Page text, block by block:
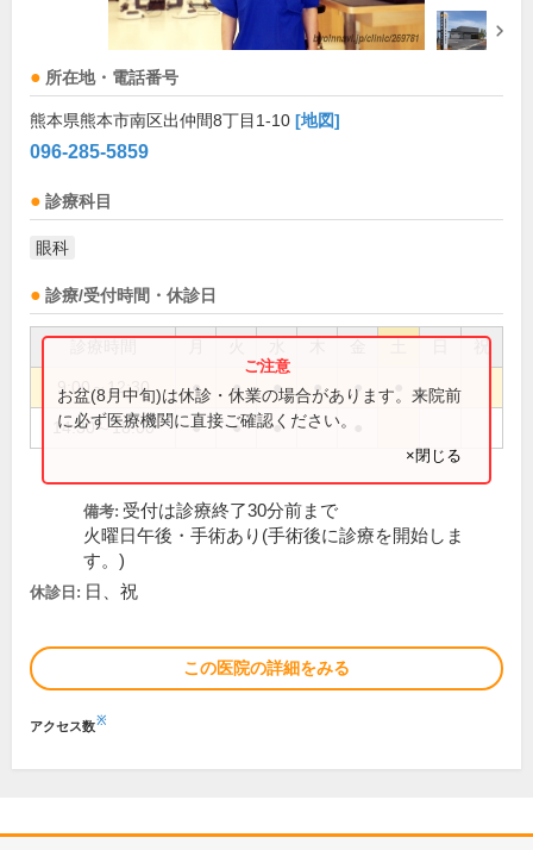
所在地・電話番号
熊本県熊本市南区出仲間8丁目1-10 [地図]
096-285-5859
診療科目
眼科
診療/受付時間・休診日
祝
9:00～12:30 ● ● ● ● ●
14:30～18:00 ● ● ●
お盆(8月中旬)は休診・休業の場合があります。来院前
に必ず医療機関に直接ご確認ください。
×閉じる
備考: 受付は診療終了30分前まで
火曜日午後・手術あり(手術後に診療を開始しま
す。)
休診日: 日、祝
この医院の詳細をみる
アクセス数※